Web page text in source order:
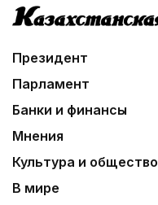
Президент
Парламент
Банки и финансы
Мнения
Культура и общество
В мире